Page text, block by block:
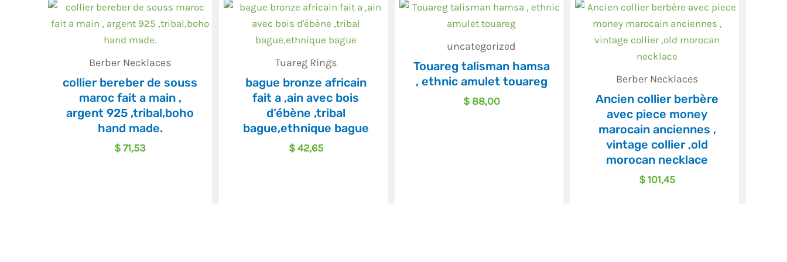
Berber Necklaces
collier bereber de souss
maroc fait a main ,
argent 925 ,tribal,boho
hand made.
$71,53
Tuareg Rings
bague bronze africain
fait a ,ain avec bois
d’ébène ,tribal
bague,ethnique bague
$42,65
uncategorized
Touareg talisman hamsa
, ethnic amulet touareg
$88,00
Berber Necklaces
Ancien collier berbère
avec piece money
marocain anciennes ,
vintage collier ,old
morocan necklace
$101,45